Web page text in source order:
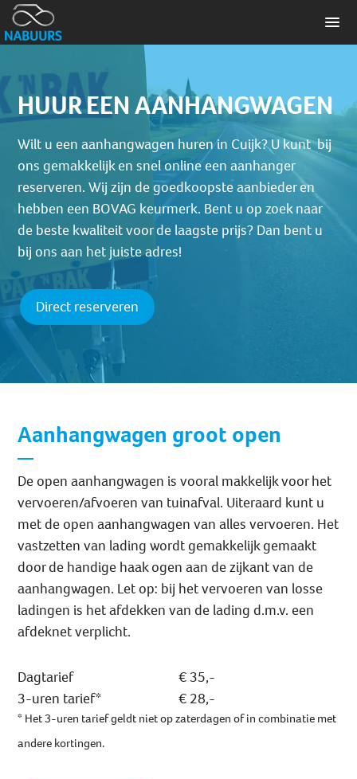
HUUR EEN AANHANGWAGEN
Wilt u een aanhangwagen huren in Cuijk? U kunt bij
ons gemakkelijk en snel online een aanhanger
reserveren. Wij zijn de goedkoopste aanbieder en
hebben een BOVAG keurmerk. Bent u op zoek naar
de beste kwaliteit voor de laagste prijs? Dan bent u
bij ons aan het juiste adres!
Direct reserveren
Aanhangwagen groot open
De open aanhangwagen is vooral makkelijk voor het
vervoeren/afvoeren van tuinafval. Uiteraard kunt u
met de open aanhangwagen van alles vervoeren. Het
vastzetten van lading wordt gemakkelijk gemaakt
door de handige haak ogen aan de zijkant van de
aanhangwagen. Let op: bij het vervoeren van losse
ladingen is het afdekken van de lading d.m.v. een
afdeknet verplicht.
Dagtarief
€ 35,-
3-uren tarief*
€ 28,-
* Het 3-uren tarief geldt niet op zaterdagen of in combinatie met
andere kortingen.